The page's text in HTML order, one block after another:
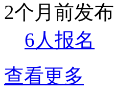
2个月前发布
6人报名
查看更多